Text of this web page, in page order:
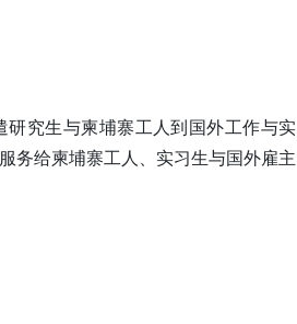
究生与柬埔寨工人到国外工作与实
务给柬埔寨工人、实习生与国外雇主